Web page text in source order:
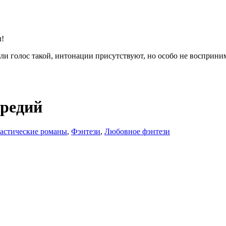
голос такой, интонации присутствуют, но особо не
романы, Фэнтези, Любовное фэнтези